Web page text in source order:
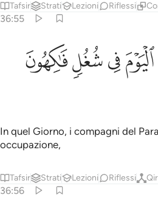
Tafsir Strati Lezioni Riflessi
36:55
٥٥
فَـٰكِهُونَ ٥٥ﱄﱅﱆﱇ
In quel Giorno, i compagni del
occupazione,
Tafsir Strati Lezioni Riflessi
36:56